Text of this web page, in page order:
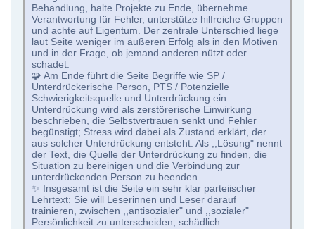
Behandlung, halte Projekte zu Ende, übernehme
Verantwortung für Fehler, unterstütze hilfreiche Gruppen
und achte auf Eigentum. Der zentrale Unterschied liege
laut Seite weniger im äußeren Erfolg als in den Motiven
und in der Frage, ob jemand anderen nützt oder
schadet.
🧩 Am Ende führt die Seite Begriffe wie SP /
Unterdrückerische Person, PTS / Potenzielle
Schwierigkeitsquelle und Unterdrückung ein.
Unterdrückung wird als zerstörerische Einwirkung
beschrieben, die Selbstvertrauen senkt und Fehler
begünstigt; Stress wird dabei als Zustand erklärt, der
aus solcher Unterdrückung entsteht. Als ,,Lösung" nennt
der Text, die Quelle der Unterdrückung zu finden, die
Situation zu bereinigen und die Verbindung zur
unterdrückenden Person zu beenden.
✨ Insgesamt ist die Seite ein sehr klar parteiischer
Lehrtext: Sie will Leserinnen und Leser darauf
trainieren, zwischen ,,antisozialer" und ,,sozialer"
Persönlichkeit zu unterscheiden, schädlich